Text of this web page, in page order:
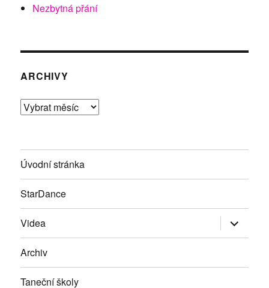
Nezbytná přání
ARCHIVY
Archivy
Úvodní stránka
StarDance
Videa Zobrazit
položky
Archiv
Taneční školy